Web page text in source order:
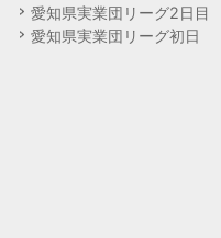
愛知県実業団リーグ2日目
愛知県実業団リーグ初日